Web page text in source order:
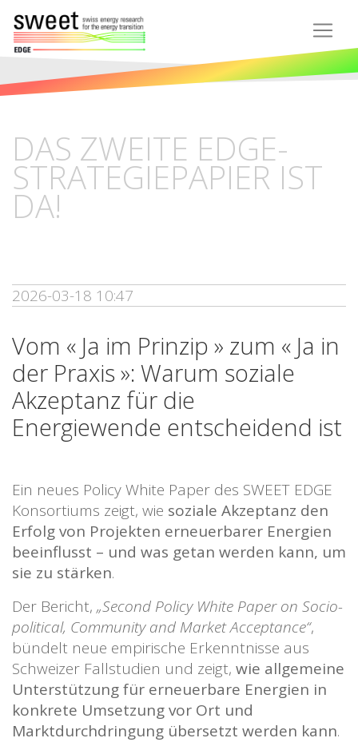
DAS ZWEITE EDGE-
STRATEGIEPAPIER IST
DA!
2026-03-18 10:47
Vom « Ja im Prinzip » zum « Ja in
der Praxis »: Warum soziale
Akzeptanz für die
Energiewende entscheidend ist
Ein neues Policy White Paper des SWEET EDGE
Konsortiums zeigt, wie soziale Akzeptanz den
Erfolg von Projekten erneuerbarer Energien
beeinflusst – und was getan werden kann, um
sie zu stärken.
Der Bericht, „Second Policy White Paper on Socio-
political, Community and Market Acceptance“,
bündelt neue empirische Erkenntnisse aus
Schweizer Fallstudien und zeigt, wie allgemeine
Unterstützung für erneuerbare Energien in
konkrete Umsetzung vor Ort und
Marktdurchdringung übersetzt werden kann.